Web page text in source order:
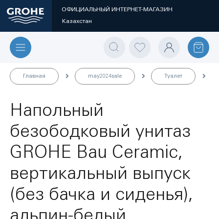
ОФИЦИАЛЬНЫЙ ИНТЕРНЕТ-МАГАЗИН
Казахстан
Главная may2024sale Туалет
Напольный
безободковый унитаз
GROHE Bau Ceramic,
вертикальный выпуск
(без бачка и сиденья),
альпин-белый